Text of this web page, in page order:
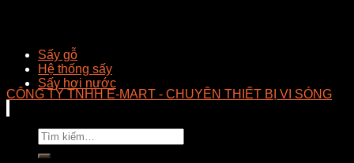
Sấy gỗ
Hệ thống sấy
Sấy hơi nước
CÔNG TY TNHH E-MART - CHUYÊN THIẾT BỊ VI SÓNG
Tìm
kiếm: